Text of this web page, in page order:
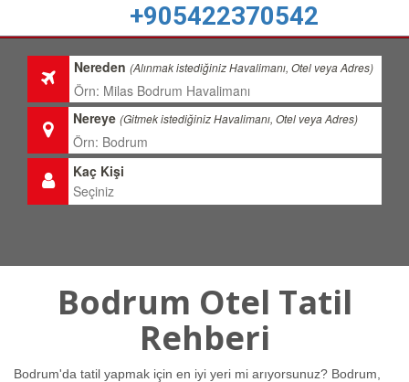
Transfer
Fiyatları
Transfer
Bölgelerimiz
Hizmetlerimiz
Hakkımızda
+905422370542
Nereden(Alınmak istediğiniz Havalimanı, Otel veya Adres)
Nereye(Gitmek istediğiniz Havalimanı, Otel veya Adres)
Kaç Kişi
Bodrum Otel Tatil
Rehberi
Bodrum'da tatil yapmak için en iyi yeri mi arıyorsunuz? Bodrum,